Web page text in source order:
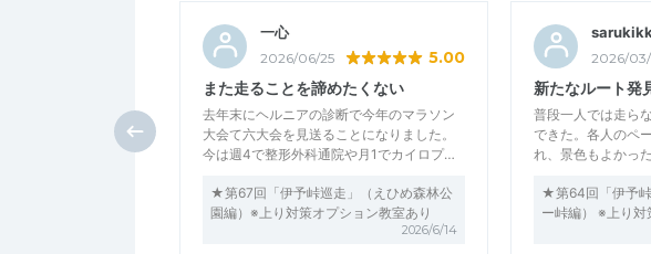
一心
2026/06/25 5.00
また走ることを諦めたくない
去年末にヘルニアの診断で今年のマラソン
大会て六大会を見送ることになりました。
今は週4で整形外科通院や月1でカイロプ…
★第67回「伊予峠巡走」（えひめ森林公
園編）※上り対策オプション教室あり
2026/6/14
2026/03/
新たなルート発
普段一人では走ら
できた。各人のペ
れ、景色もよかっ
★第64回「伊予
ー峠編） ※上り対